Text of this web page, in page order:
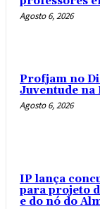
Agosto 6, 2026
Profjam no
Juventude na
Agosto 6, 2026
IP lança
para projeto
e do nó do